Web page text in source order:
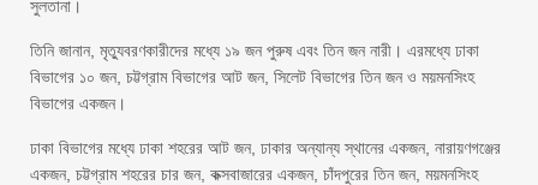
সুলতানা।
তিনি জানান, মৃত্যুবরণকারীদের মধ্যে ১৯ জন পুরুষ এবং তিন জন নারী। এরমধ্যে ঢাকা
বিভাগের ১০ জন, চট্টগ্রাম বিভাগের আট জন, সিলেট বিভাগের তিন জন ও ময়মনসিংহ
বিভাগের একজন।
ঢাকা বিভাগের মধ্যে ঢাকা শহরের আট জন, ঢাকার অন্যান্য স্থানের একজন, নারায়ণগঞ্জের
একজন, চট্টগ্রাম শহরের চার জন, কক্সবাজারের একজন, চাঁদপুরের তিন জন, ময়মনসিংহ